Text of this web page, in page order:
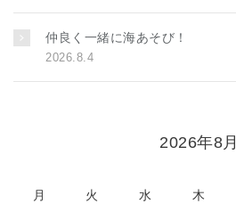
仲良く一緒に海あそび！
2026.8.4
2026年8月
月 火 水 木